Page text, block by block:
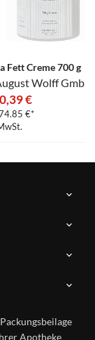
Fett Creme 700 g
€
€*
Apotheke